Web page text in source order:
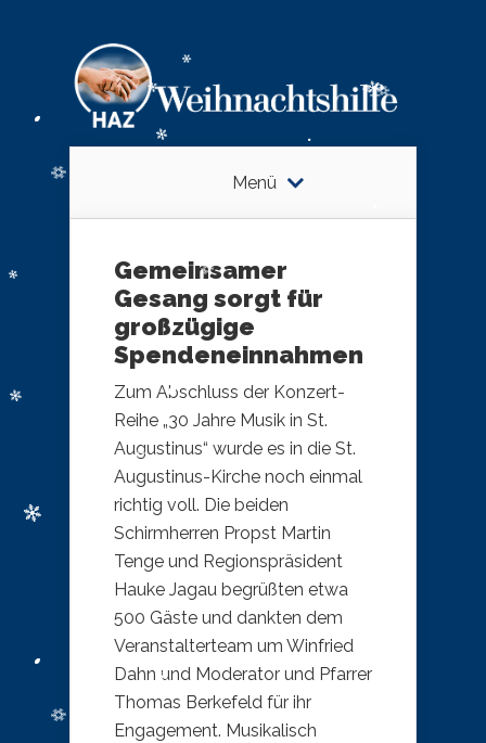
Menü
Gemeinsamer
Gesang sorgt für
großzügige
Spendeneinnahmen
Zum Abschluss der Konzert-
Reihe „30 Jahre Musik in St.
Augustinus“ wurde es in die St.
Augustinus-Kirche noch einmal
richtig voll. Die beiden
Schirmherren Propst Martin
Tenge und Regionspräsident
Hauke Jagau begrüßten etwa
500 Gäste und dankten dem
Veranstalterteam um Winfried
Dahn und Moderator und Pfarrer
Thomas Berkefeld für ihr
Engagement. Musikalisch